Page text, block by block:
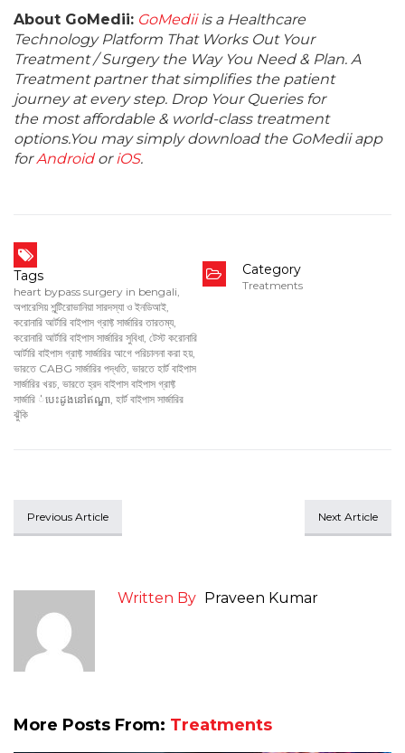
About GoMedii: GoMediiis a Healthcare
Technology Platform That Works Out Your
Treatment / Surgery the Way You Need & Plan. A
Treatment partner that simplifies the patient
journey at every step. Drop Your Queries for
the most affordable & world-class treatment
options.You may simply download the GoMedii app
forAndroidoriOS.
Tags
heart bypass surgery in bengali,
অপারেসিয় শূন্টিরোভানিয়া সারদস্যা ও ইনডিআই,
করোনারি আর্টারি বাইপাস গ্রাফ্ট সার্জারির তারতম্য,
করোনারি আর্টারি বাইপাস সার্জারির সুবিধা, টেস্ট করোনারি
আর্টারি বাইপাস গ্রাফ্ট সার্জারির আগে পরিচালনা করা হয়,
ভারতে CABG সার্জারির পদ্ধতি, ভারতে হার্ট বাইপাস
সার্জারির খরচ, ভারতে হ্রদ বাইপাস বাইপাস গ্রাফ্ট
সার্জারি ់បេះដូងនៅឥណ្ឌា, হার্ট বাইপাস সার্জারির
ঝুঁকি
Category
Treatments
Previous Article Next Article
Written By Praveen Kumar
More Posts From: Treatments